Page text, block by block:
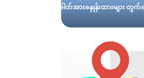
ဓါတ်အားခနှုန်းထားများ တွက်